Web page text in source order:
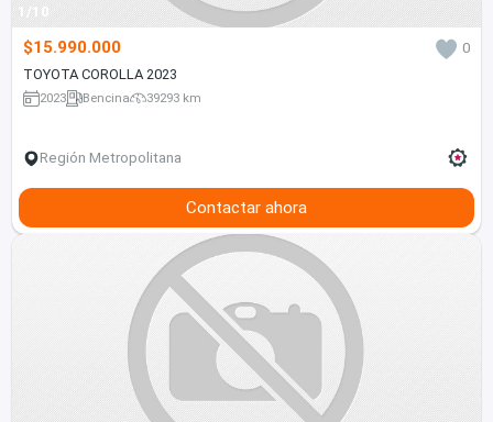
1/10
$15.990.000
0
TOYOTA COROLLA 2023
2023 Bencina 39293 km
Región Metropolitana
Contactar ahora